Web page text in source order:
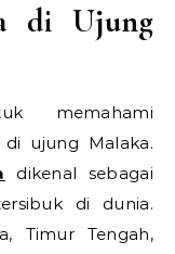
di Ujung
memahami
ujung Malaka.
dikenal sebagai
di dunia.
Timur Tengah,